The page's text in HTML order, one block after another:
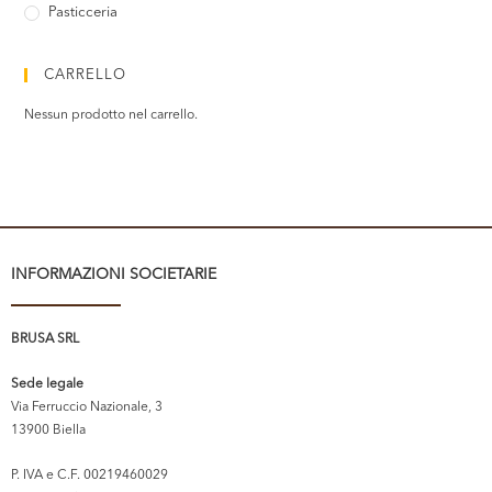
Pasticceria
CARRELLO
Nessun prodotto nel carrello.
INFORMAZIONI SOCIETARIE
BRUSA SRL
Sede legale
Via Ferruccio Nazionale, 3
13900 Biella
P. IVA e C.F. 00219460029